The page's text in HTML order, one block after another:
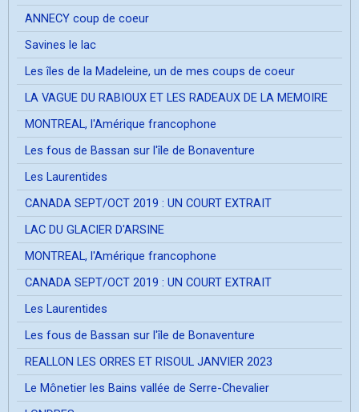
ANNECY coup de coeur
Savines le lac
Les îles de la Madeleine, un de mes coups de coeur
LA VAGUE DU RABIOUX ET LES RADEAUX DE LA MEMOIRE
MONTREAL, l'Amérique francophone
Les fous de Bassan sur l'île de Bonaventure
Les Laurentides
CANADA SEPT/OCT 2019 : UN COURT EXTRAIT
LAC DU GLACIER D'ARSINE
MONTREAL, l'Amérique francophone
CANADA SEPT/OCT 2019 : UN COURT EXTRAIT
Les Laurentides
Les fous de Bassan sur l'île de Bonaventure
REALLON LES ORRES ET RISOUL JANVIER 2023
Le Mônetier les Bains vallée de Serre-Chevalier